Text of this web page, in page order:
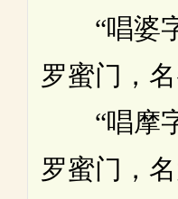
“唱婆字
罗蜜门，名
“唱摩字
罗蜜门，